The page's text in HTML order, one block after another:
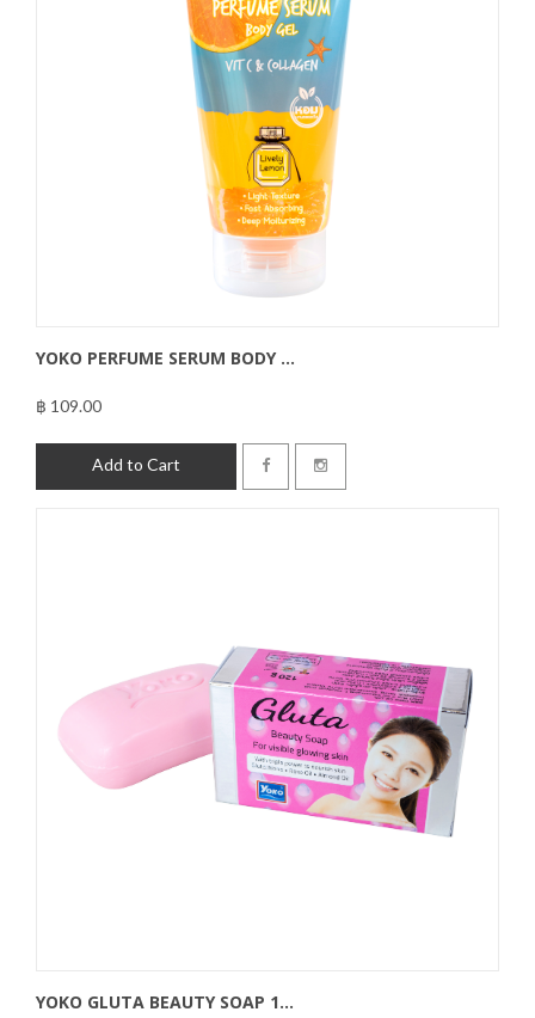
YOKO PERFUME SERUM BODY ...
฿ 109.00
Add to Cart
YOKO GLUTA BEAUTY SOAP 1...